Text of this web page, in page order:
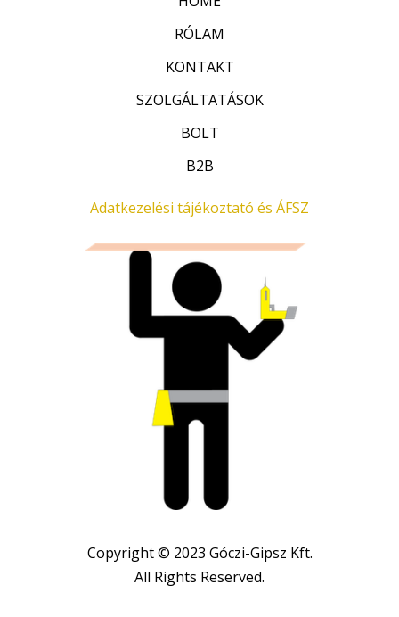
RÓLAM
KONTAKT
SZOLGÁLTATÁSOK
BOLT
B2B
Adatkezelési tájékoztató és ÁFSZ
Copyright © 2023 Góczi-Gipsz Kft.
All Rights Reserved.